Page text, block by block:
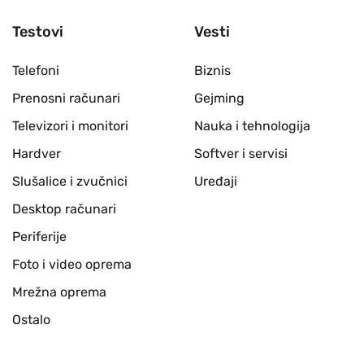
Testovi
Telefoni
Prenosni računari
Televizori i monitori
Hardver
Slušalice i zvučnici
Desktop računari
Periferije
Foto i video oprema
Mrežna oprema
Ostalo
Vesti
Biznis
Gejming
Nauka i tehnologija
Softver i servisi
Uređaji